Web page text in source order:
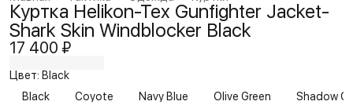
Куртка Helikon-Tex Gunfighter Jacket-
Shark Skin Windblocker Black
17 400 ₽
Цвет: Black
Black
Coyote Navy Blue Olive Green
Shadow